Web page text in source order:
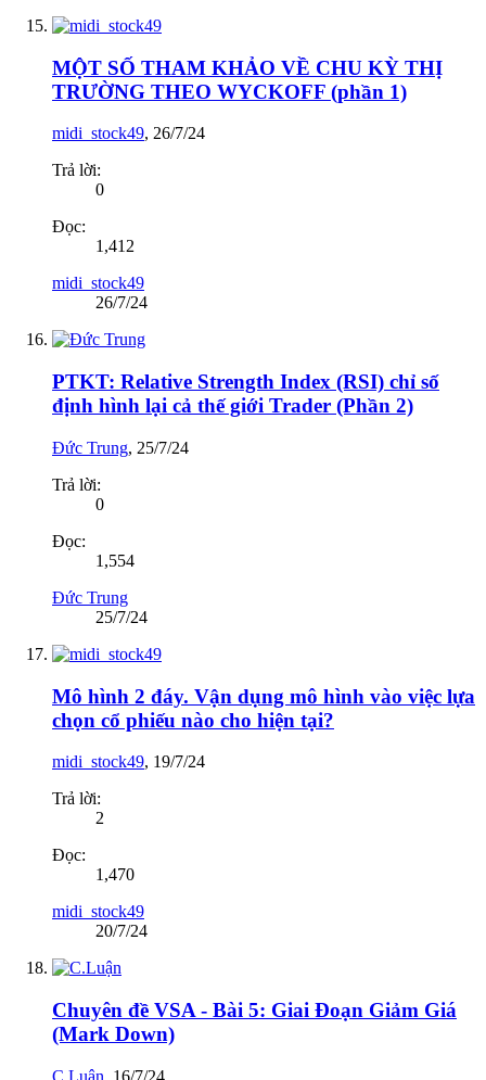
MỘT SỐ THAM KHẢO VỀ CHU KỲ THỊ
TRƯỜNG THEO WYCKOFF (phần 1)
midi_stock49, 26/7/24
Trả lời:
0
Đọc:
1,412
midi_stock49
26/7/24
PTKT: Relative Strength Index (RSI) chỉ số
định hình lại cả thế giới Trader (Phần 2)
Đức Trung, 25/7/24
Trả lời:
0
Đọc:
1,554
Đức Trung
25/7/24
Mô hình 2 đáy. Vận dụng mô hình vào việc lựa
chọn cổ phiếu nào cho hiện tại?
midi_stock49, 19/7/24
Trả lời:
2
Đọc:
1,470
midi_stock49
20/7/24
Chuyên đề VSA - Bài 5: Giai Đoạn Giảm Giá
(Mark Down)
C.Luận 16/7/24